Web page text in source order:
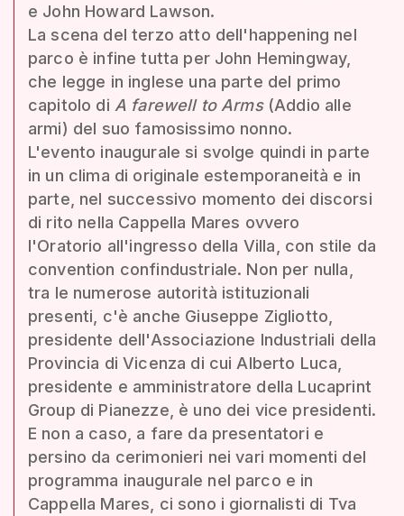
e John Howard Lawson.
La scena del terzo atto dell'happening nel
parco è infine tutta per John Hemingway,
che legge in inglese una parte del primo
capitolo di A farewell to Arms(Addio alle
armi) del suo famosissimo nonno.
L'evento inaugurale si svolge quindi in parte
in un clima di originale estemporaneità e in
parte, nel successivo momento dei discorsi
di rito nella Cappella Mares ovvero
l'Oratorio all'ingresso della Villa, con stile da
convention confindustriale. Non per nulla,
tra le numerose autorità istituzionali
presenti, c'è anche Giuseppe Zigliotto,
presidente dell'Associazione Industriali della
Provincia di Vicenza di cui Alberto Luca,
presidente e amministratore della Lucaprint
Group di Pianezze, è uno dei vice presidenti.
E non a caso, a fare da presentatori e
persino da cerimonieri nei vari momenti del
programma inaugurale nel parco e in
Cappella Mares, ci sono i giornalisti di Tva